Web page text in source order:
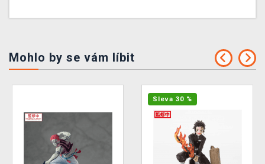
Mohlo by se vám líbit
Sleva 30 %